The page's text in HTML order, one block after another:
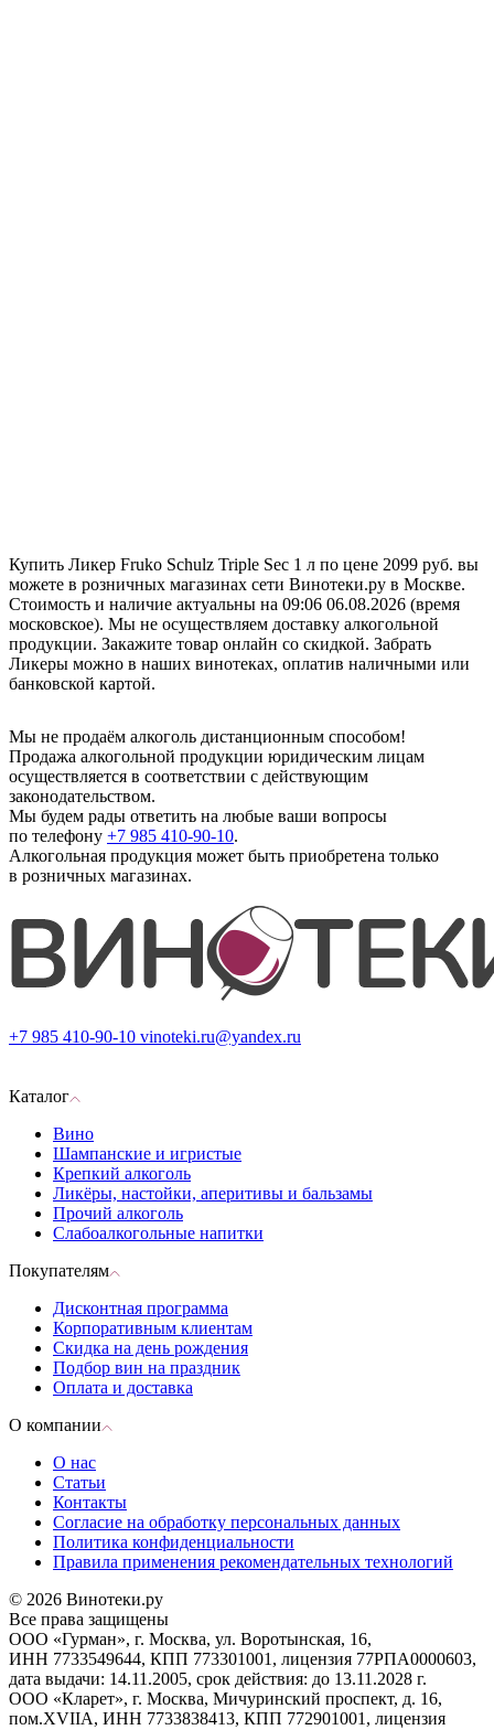
Купить Ликер Fruko Schulz Triple Sec 1 л по цене 2099 руб. вы
можете в розничных магазинах сети Винотеки.ру в Москве.
Стоимость и наличие актуальны на 09:06 06.08.2026 (время
московское). Мы не осуществляем доставку алкогольной
продукции. Закажите товар онлайн со скидкой. Забрать
Ликеры можно в наших винотеках, оплатив наличными или
банковской картой.
Мы не продаём алкоголь дистанционным способом!
Продажа алкогольной продукции юридическим лицам
осуществляется в соответствии с действующим
законодательством.
Мы будем рады ответить на любые ваши вопросы
по телефону +7 985 410-90-10.
Алкогольная продукция может быть приобретена только
в розничных магазинах.
+7 985 410-90-10 vinoteki.ru@yandex.ru
Каталог
Вино
Шампанские и игристые
Крепкий алкоголь
Ликёры, настойки, аперитивы и бальзамы
Прочий алкоголь
Слабоалкогольные напитки
Покупателям
Дисконтная программа
Корпоративным клиентам
Скидка на день рождения
Подбор вин на праздник
Оплата и доставка
О компании
О нас
Статьи
Контакты
Согласие на обработку персональных данных
Политика конфиденциальности
Правила применения рекомендательных технологий
© 2026 Винотеки.ру
Все права защищены
ООО «Гурман», г. Москва, ул. Воротынская, 16,
ИНН 7733549644, КПП 773301001, лицензия 77РПА0000603,
дата выдачи: 14.11.2005, срок действия: до 13.11.2028 г.
ООО «Кларет», г. Москва, Мичуринский проспект, д. 16,
пом.XVIIA, ИНН 7733838413, КПП 772901001, лицензия